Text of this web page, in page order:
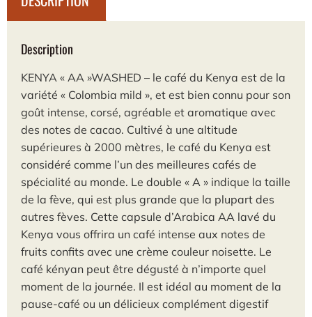
Description
KENYA « AA »WASHED – le café du Kenya est de la
variété « Colombia mild », et est bien connu pour son
goût intense, corsé, agréable et aromatique avec
des notes de cacao. Cultivé à une altitude
supérieures à 2000 mètres, le café du Kenya est
considéré comme l’un des meilleures cafés de
spécialité au monde. Le double « A » indique la taille
de la fève, qui est plus grande que la plupart des
autres fèves. Cette capsule d’Arabica AA lavé du
Kenya vous offrira un café intense aux notes de
fruits confits avec une crème couleur noisette. Le
café kényan peut être dégusté à n’importe quel
moment de la journée. Il est idéal au moment de la
pause-café ou un délicieux complément digestif